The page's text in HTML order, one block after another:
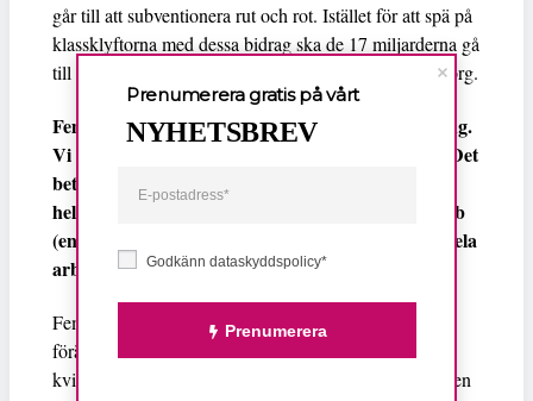
går till att subventionera rut och rot. Istället för att spä på
klassklyftorna med dessa bidrag ska de 17 miljarderna gå
till välfärd som gynnar alla; skola, vård och äldreomsorg.
Feministiskt initiativ vill ha en arbetstidsförkortning.
Vi ska arbeta för att leva, inte leva för att arbeta. Det
betalda övertidsarbetet motsvarar 115 000
heltidsjobb och det obetalda ytterligare 25 000 jobb
(enligt TCO). En arbetstidsförkortning skulle fördela
arbetet jämnare och få fler människor i arbete.
Feministiskt initiativ vill individualisera
föräldraförsäkringen för att bryta normerna att det är
kvinnan som ska vara hemma. Vi behöver bryta normen
Godkänn dataskyddspolicy*
Prenumerera
Prenumerera gratis på vårt
NYHETSBREV